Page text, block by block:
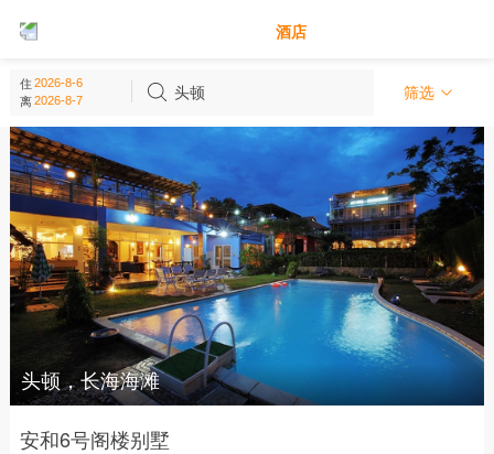
酒店
住
离
头顿 筛选
头顿 - 越南
头顿，长海海滩
安和6号阁楼别墅